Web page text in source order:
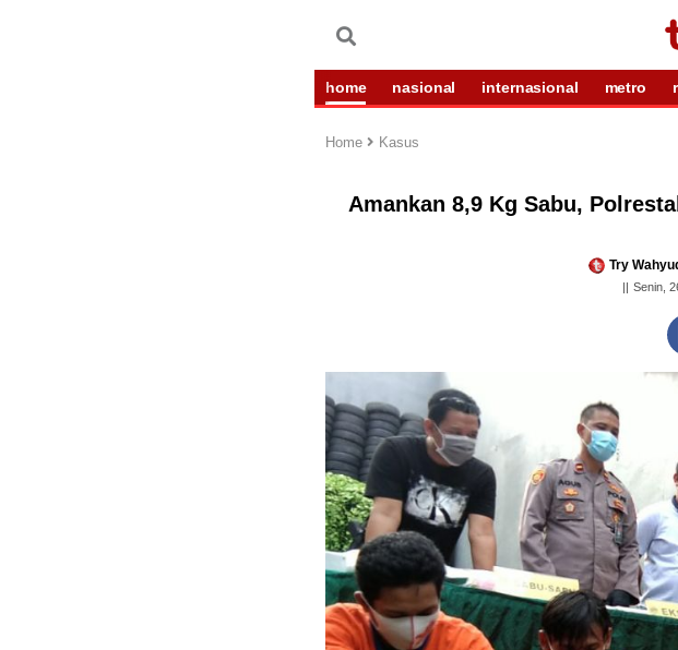
home nasional internasional metro
Home Kasus
Amankan 8,9 Kg Sabu,
Try
Senin,